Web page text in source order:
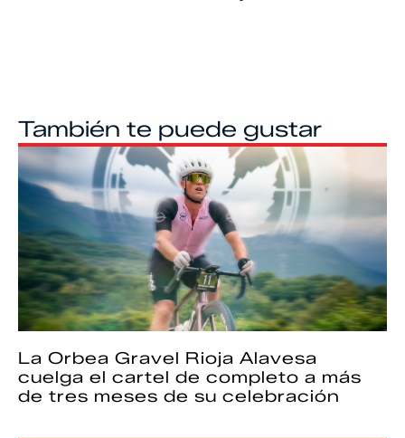
También te puede gustar
La Orbea Gravel Rioja Alavesa
cuelga el cartel de completo a más
de tres meses de su celebración